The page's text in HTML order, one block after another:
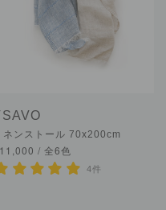
ネンストール 70x200cm
/ 全6色
4件